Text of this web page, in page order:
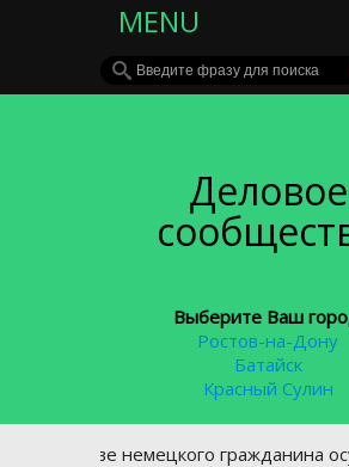
MENU
Деловое
Выберите Ваш
Ростов-на-Дону
Батайск
Красный Сулин
немецкого гражданина